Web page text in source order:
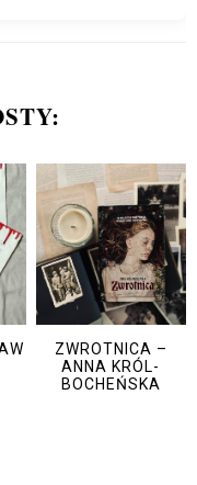
ZWROTNICA –
ANNA KRÓL-
BOCHEŃSKA